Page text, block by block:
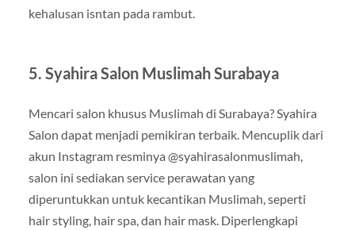
kehalusan isntan pada rambut.
5. Syahira Salon Muslimah Surabaya
Mencari salon khusus Muslimah di Surabaya? Syahira
Salon dapat menjadi pemikiran terbaik. Mencuplik dari
akun Instagram resminya @syahirasalonmuslimah,
salon ini sediakan service perawatan yang
diperuntukkan untuk kecantikan Muslimah, seperti
hair styling, hair spa, dan hair mask. Diperlengkapi